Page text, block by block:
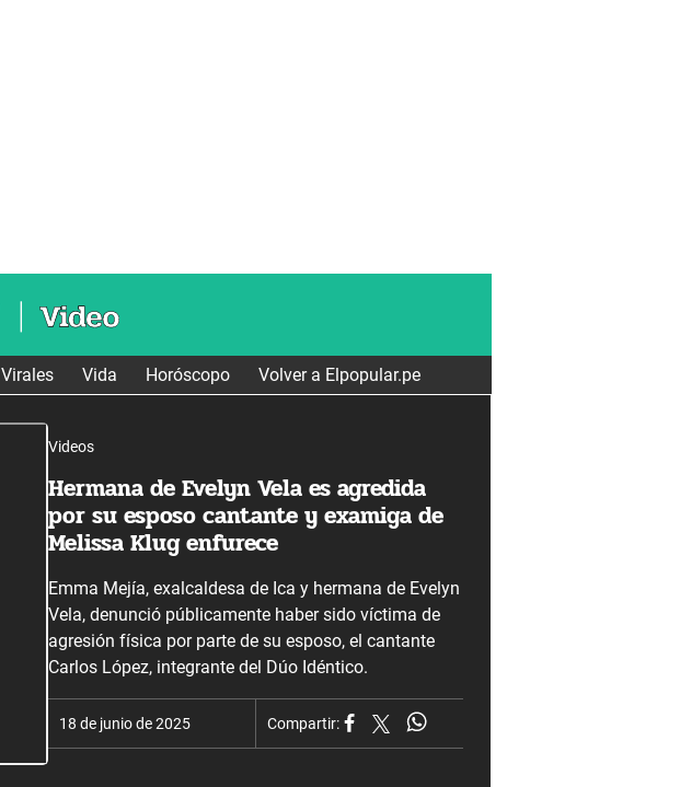
Virales Vida Horóscopo Volver a Elpopular.pe
Videos
Hermana de Evelyn Vela es agredida
por su esposo cantante y examiga de
Melissa Klug enfurece
Emma Mejía, exalcaldesa de Ica y hermana de Evelyn
Vela, denunció públicamente haber sido víctima de
agresión física por parte de su esposo, el cantante
Carlos López, integrante del Dúo Idéntico.
18 de junio de 2025 Compartir: